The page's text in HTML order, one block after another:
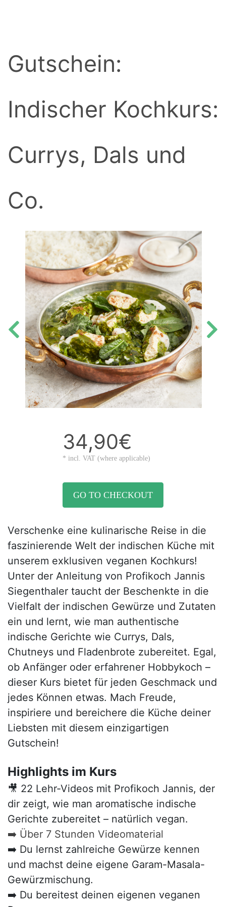
Gutschein:
Indischer Kochkurs:
Currys, Dals und
Co.
34,90€
* incl. VAT (where applicable)
GO TO CHECKOUT
Verschenke eine kulinarische Reise in die
faszinierende Welt der indischen Küche mit
unserem exklusiven veganen Kochkurs!
Unter der Anleitung von Profikoch Jannis
Siegenthaler taucht der Beschenkte in die
Vielfalt der indischen Gewürze und Zutaten
ein und lernt, wie man authentische
indische Gerichte wie Currys, Dals,
Chutneys und Fladenbrote zubereitet. Egal,
ob Anfänger oder erfahrener Hobbykoch –
dieser Kurs bietet für jeden Geschmack und
jedes Können etwas. Mach Freude,
inspiriere und bereichere die Küche deiner
Liebsten mit diesem einzigartigen
Gutschein!
Highlights im Kurs
🎥 22 Lehr-Videos mit Profikoch Jannis, der
dir zeigt, wie man aromatische indische
Gerichte zubereitet – natürlich vegan.
➡️ Über 7 Stunden Videomaterial
➡️ Du lernst zahlreiche Gewürze kennen
und machst deine eigene Garam-Masala-
Gewürzmischung.
➡️ Du bereitest deinen eigenen veganen